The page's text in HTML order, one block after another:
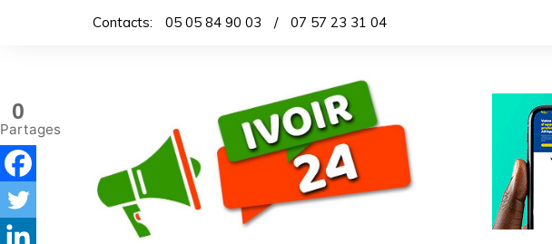
Contacts: 05 05 84 90 03 / 07 57 23 31 04
0
Partages